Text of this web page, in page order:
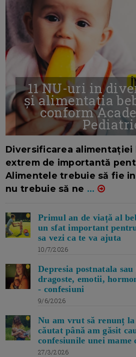
11 NU-uri in
și alimentația
conform
Diversificarea alimentației
extrem de importantă
Alimentele trebuie să fie
nu trebuie să ne ...
Primul an de viață al
un sfat important
sa vezi ca te va ajuta
10/7/2026
Depresia postnatala
dragoste, emotii,
- confesiuni
9/6/2026
Nu am vrut să renunț
căutat până am găsit
confesiunile unei mame
27/3/2026